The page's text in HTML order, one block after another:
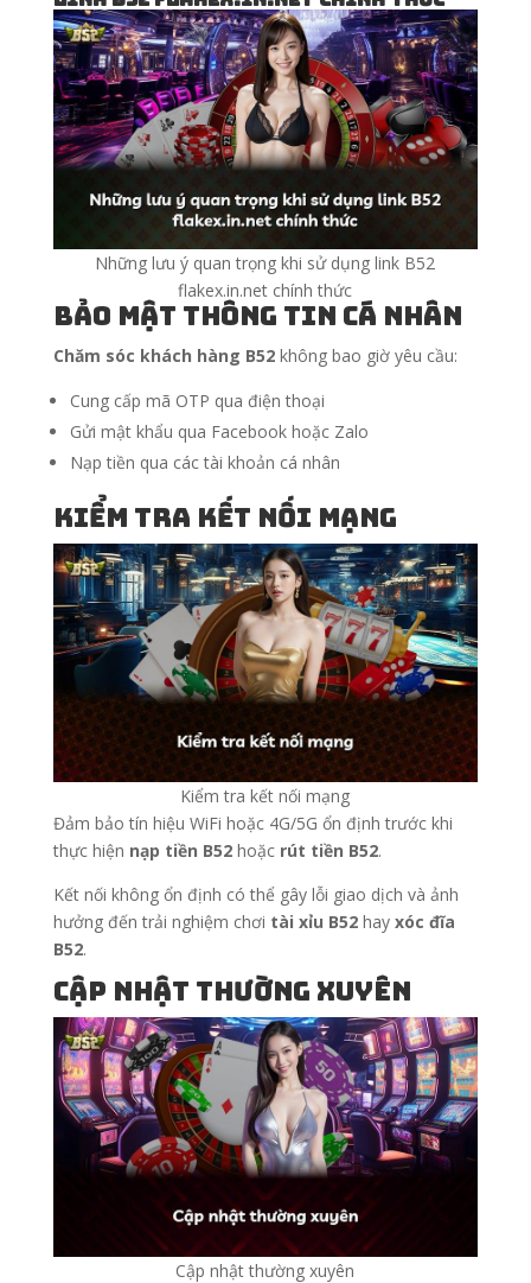
Những lưu ý quan trọng khi sử dụng link B52
flakex.in.net chính thức
Bảo mật thông tin cá nhân
Chăm sóc khách hàng B52không bao giờ yêu cầu:
Cung cấp mã OTP qua điện thoại
Gửi mật khẩu qua Facebook hoặc Zalo
Nạp tiền qua các tài khoản cá nhân
Kiểm tra kết nối mạng
Kiểm tra kết nối mạng
Đảm bảo tín hiệu WiFi hoặc 4G/5G ổn định trước khi
thực hiện nạp tiền B52hoặc rút tiền B52.
Kết nối không ổn định có thể gây lỗi giao dịch và ảnh
hưởng đến trải nghiệm chơi tài xỉu B52hay xóc đĩa
B52.
Cập nhật thường xuyên
Cập nhật thường xuyên